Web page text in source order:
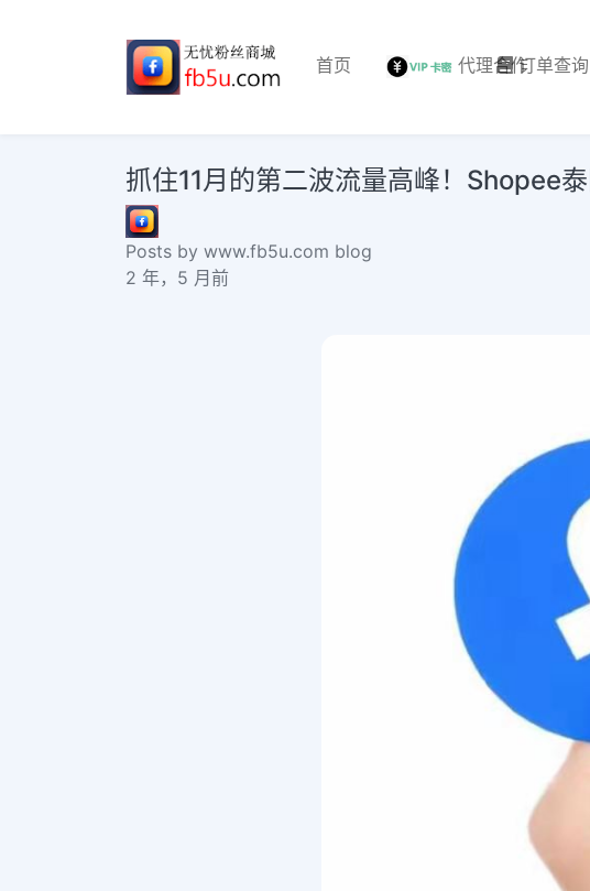
首页 代理合作订单查询
抓住11月的第二波流量高峰！Shopee
Posts by www.fb5u.com blog
2 年，5 月前